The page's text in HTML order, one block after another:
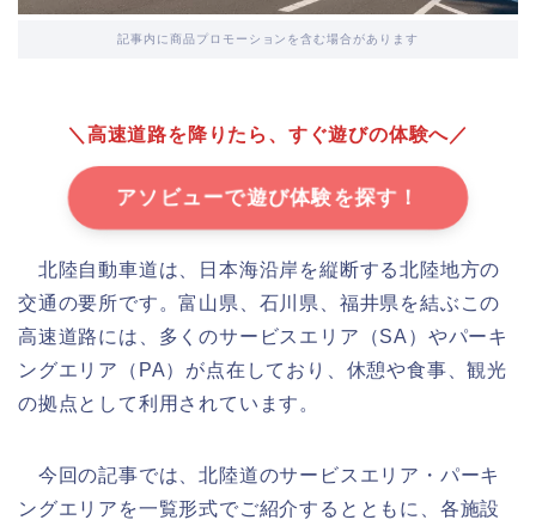
記事内に商品プロモーションを含む場合があります
＼高速道路を降りたら、すぐ遊びの体験へ／
アソビューで遊び体験を探す！
北陸自動車道は、日本海沿岸を縦断する北陸地方の
交通の要所です。富山県、石川県、福井県を結ぶこの
高速道路には、多くのサービスエリア（SA）やパーキ
ングエリア（PA）が点在しており、休憩や食事、観光
の拠点として利用されています。
今回の記事では、北陸道のサービスエリア・パーキ
ングエリアを一覧形式でご紹介するとともに、各施設